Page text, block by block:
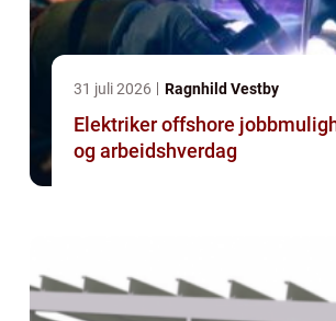
31 juli 2026 Ragnhild Vestby
Elektriker offshore jobbmuligheter, krav
og arbeidshverdag